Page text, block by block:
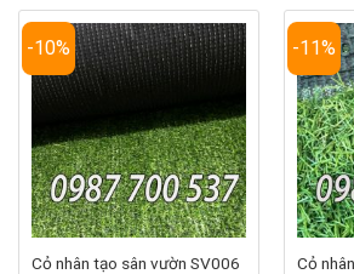
-10%
Cỏ nhân tạo sân vườn SV006
-11%
Cỏ